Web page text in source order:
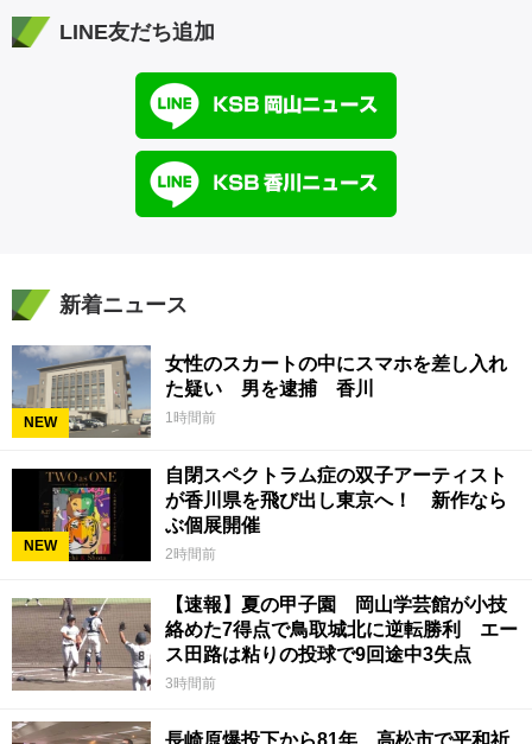
LINE友だち追加
新着ニュース
NEW
女性のスカートの中にスマホを差し入れ
た疑い 男を逮捕 香川
1時間前
NEW
自閉スペクトラム症の双子アーティスト
が香川県を飛び出し東京へ！ 新作なら
ぶ個展開催
2時間前
【速報】夏の甲子園 岡山学芸館が小技
絡めた7得点で鳥取城北に逆転勝利 エー
ス田路は粘りの投球で9回途中3失点
3時間前
長崎原爆投下から81年 高松市で平和祈